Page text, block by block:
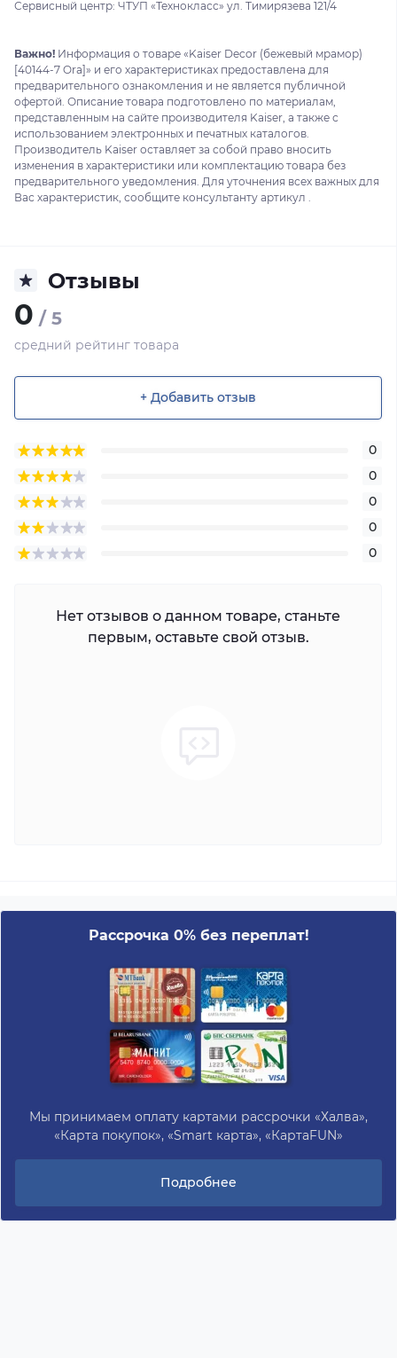
Сервисный центр: ЧТУП «Технокласс» ул. Тимирязева 121/4
Важно! Информация о товаре «Kaiser Decor (бежевый мрамор)
[40144-7 Ora]» и его характеристиках предоставлена для
предварительного ознакомления и не является публичной
офертой. Описание товара подготовлено по материалам,
представленным на сайте производителя Kaiser, а также с
использованием электронных и печатных каталогов.
Производитель Kaiser оставляет за собой право вносить
изменения в характеристики или комплектацию товара без
предварительного уведомления. Для уточнения всех важных для
Вас характеристик, сообщите консультанту артикул .
Отзывы
0 / 5
средний рейтинг товара
+ Добавить отзыв
0
0
0
0
0
Нет отзывов о данном товаре, станьте
первым, оставьте свой отзыв.
Рассрочка 0% без переплат!
Мы принимаем оплату картами рассрочки «Халва»,
«Карта покупок», «Smart карта», «КартаFUN»
Подробнее